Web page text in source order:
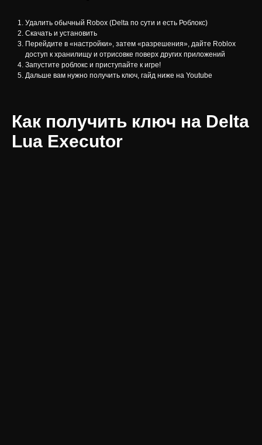
Удалить обычный Robox (Delta по сути и есть Роблокс)
Скачать и установить
Перейдите в «настройки», затем «разрешения», дайте Roblox
доступ к хранилищу и отрисовке поверх других приложений
Запустите роблокс и приступайте к игре!
Дальше вам нужно получить ключ, гайд ниже на Youtube
Как получить ключ на Delta
Lua Executor